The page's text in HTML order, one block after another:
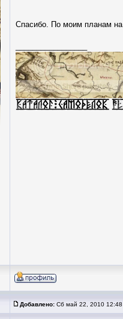
Спасибо. По моим планам
Добавлено: Сб май 22, 2010 12:48